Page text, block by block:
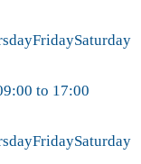
FridaySaturday
to 17:00
FridaySaturday